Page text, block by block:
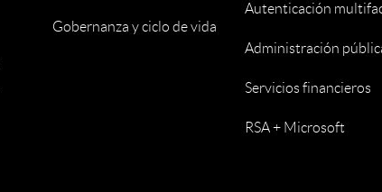
Gobernanza y ciclo de vida
Autenticación
Administración
Servicios financieros
RSA + Microsoft